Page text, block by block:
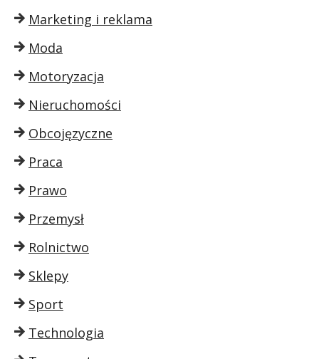
Marketing i reklama
Moda
Motoryzacja
Nieruchomości
Obcojęzyczne
Praca
Prawo
Przemysł
Rolnictwo
Sklepy
Sport
Technologia